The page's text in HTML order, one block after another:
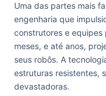
Uma das partes mais
engenharia que
construtores e equipes
meses, e até anos,
seus robôs. A
estruturas resistentes,
devastadoras.